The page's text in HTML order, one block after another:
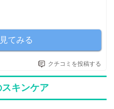
てみる
クチコミを投稿する
キンケア